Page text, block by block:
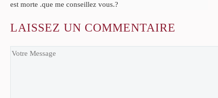
est morte .que me conseillez vous.?
LAISSEZ UN COMMENTAIRE